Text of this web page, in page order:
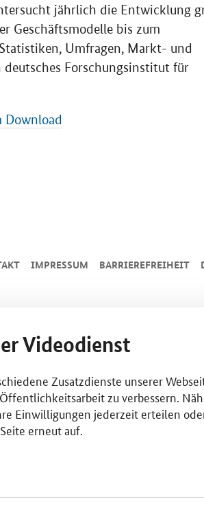
jährlich die Entwicklung
Geschäftsmodelle bis zum
Umfragen, Markt- und
deutsches Forschungsinstitut für
Download
IMPRESSUM BARRIEREFREIHEIT
Videodienst
Zusatzdienste unserer
zu verbessern.
Einwilligungen jederzeit erteilen
erneut auf.